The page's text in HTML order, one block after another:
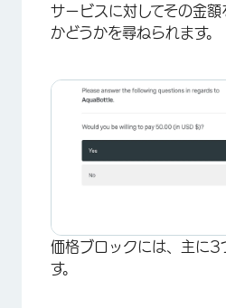
サービスに対してその金
かどうかを尋ねられます。
価格ブロックには、主に3
す。